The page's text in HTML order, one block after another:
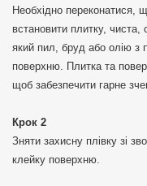
Необхідно переконатися,
встановити плитку,
який пил, бруд або олію з
поверхню. Плитка та
щоб забезпечити гарне
Крок 2
Зняти захисну плівку зі
клейку поверхню.